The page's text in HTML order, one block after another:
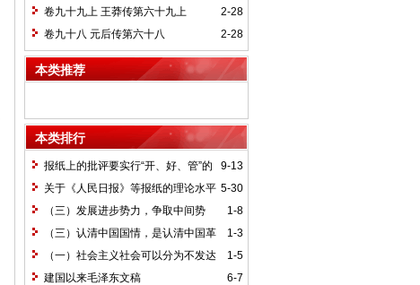
2-28
卷九十九上 王莽传第六十九上
2-28
卷九十八 元后传第六十八
本类推荐
本类排行
9-13
报纸上的批评要实行“开、好、管”的
方针*
5-30
关于《人民日报》等报纸的理论水平
的批语〔1〕
1-8
（三）发展进步势力，争取中间势
力，孤立顽固势力
1-3
（三）认清中国国情，是认清中国革
命一切问题的基本依据
1-5
（一）社会主义社会可以分为不发达
和比较发达两个阶段
6-7
建国以来毛泽东文稿